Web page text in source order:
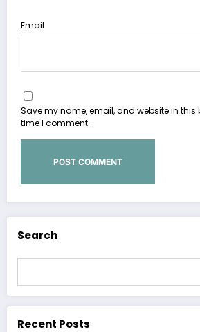
Email
Save my name, email, and website in this
time I comment.
Search
Recent Posts